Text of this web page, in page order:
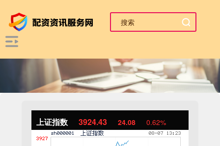
上证指数 3924.43 24.08 0.62%